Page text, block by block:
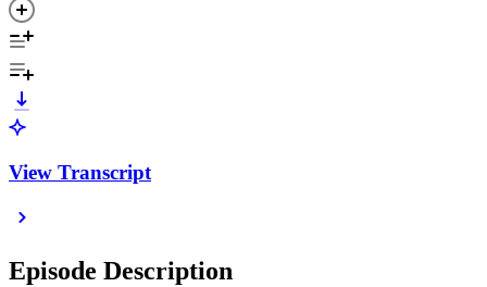
View Transcript
Episode Description